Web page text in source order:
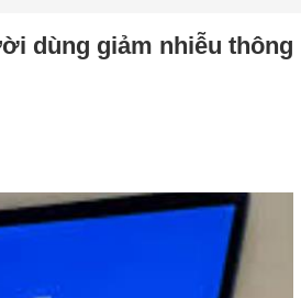
dùng giảm nhiễu thông